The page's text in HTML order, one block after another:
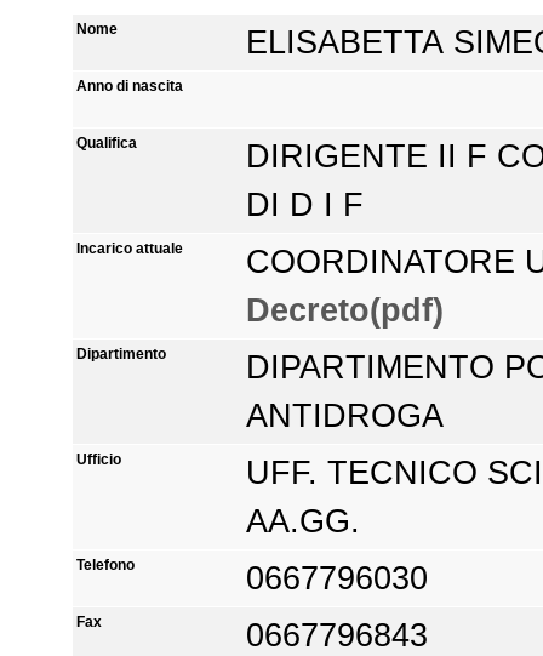
Nome ELISABETTA
Anno di nascita
Qualifica
DIRIGENTE II F
DI D I F
Incarico attuale
COORDINATORE
Decreto(pdf)
Dipartimento
DIPARTIMENTO
ANTIDROGA
Ufficio
UFF. TECNICO
AA.GG.
Telefono 0667796030
Fax 0667796843